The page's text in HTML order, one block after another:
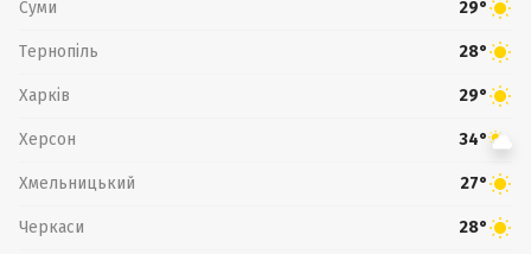
Суми 29°
Тернопіль 28°
Харків 29°
Херсон 34°
Хмельницький 27°
Черкаси 28°